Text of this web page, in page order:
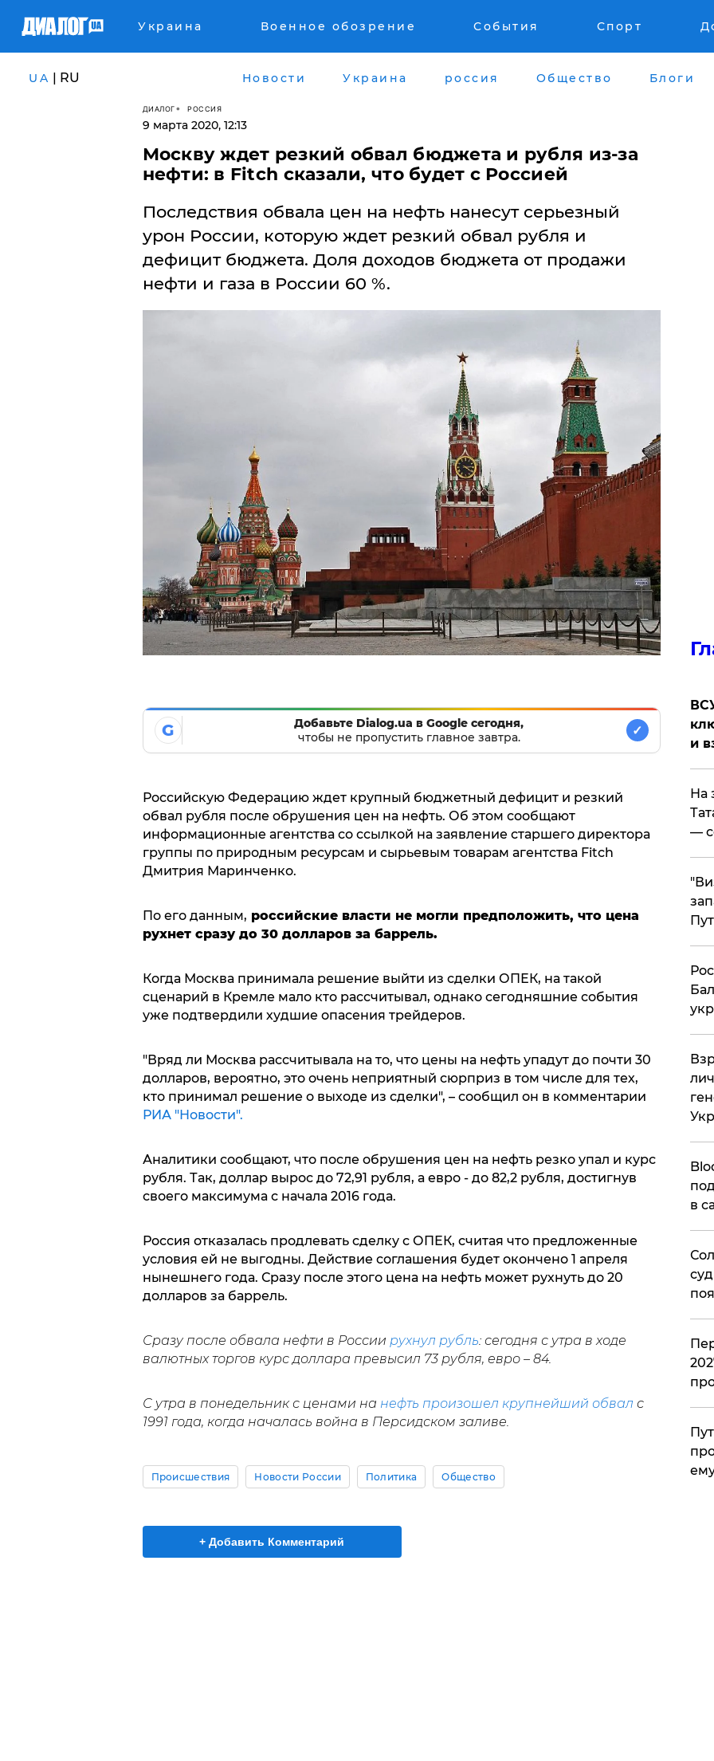
Украина Военное обозрение События Спорт
UA | RU Новости Украина россия Общество Блоги
ДИАЛОГ РОССИЯ
9 марта 2020, 12:13
Москву ждет резкий обвал бюджета и рубля из-за
нефти: в Fitch сказали, что будет с Россией
​Последствия обвала цен на нефть нанесут серьезный
урон России, которую ждет резкий обвал рубля и
дефицит бюджета. Доля доходов бюджета от продажи
нефти и газа в России 60 %.
G
Добавьте Dialog.ua в Google сегодня,
чтобы не пропустить главное завтра.
✓
Российскую Федерацию ждет крупный бюджетный дефицит и резкий
обвал рубля после обрушения цен на нефть. Об этом сообщают
информационные агентства со ссылкой на заявление старшего директора
группы по природным ресурсам и сырьевым товарам агентства Fitch
Дмитрия Маринченко.
По его данным, российские власти не могли предположить, что цена
рухнет сразу до 30 долларов за баррель.
Когда Москва принимала решение выйти из сделки ОПЕК, на такой
сценарий в Кремле мало кто рассчитывал, однако сегодняшние события
уже подтвердили худшие опасения трейдеров.
"Вряд ли Москва рассчитывала на то, что цены на нефть упадут до почти 30
долларов, вероятно, это очень неприятный сюрприз в том числе для тех,
кто принимал решение о выходе из сделки", – сообщил он в комментарии
РИА "Новости".
Аналитики сообщают, что после обрушения цен на нефть резко упал и курс
рубля. Так, доллар вырос до 72,91 рубля, а евро - до 82,2 рубля, достигнув
своего максимума с начала 2016 года.
Россия отказалась продлевать сделку с ОПЕК, считая что предложенные
условия ей не выгодны. Действие соглашения будет окончено 1 апреля
нынешнего года. Сразу после этого цена на нефть может рухнуть до 20
долларов за баррель.
Сразу после обвала нефти в России рухнул рубль: сегодня с утра в ходе
валютных торгов курс доллара превысил 73 рубля, евро – 84.
С утра в понедельник с ценами на нефть произошел крупнейший обвал с
1991 года, когда началась война в Персидском заливе.
Происшествия Новости России Политика Общество
+ Добавить Комментарий
и
На
—
в